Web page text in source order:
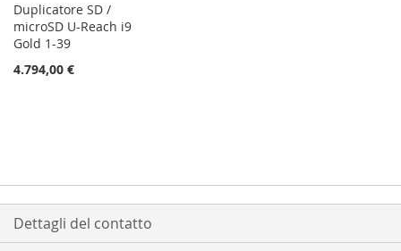
Duplicatore SD /
microSD U-Reach i9
Gold 1-39
4.794,00 €
Dettagli del contatto